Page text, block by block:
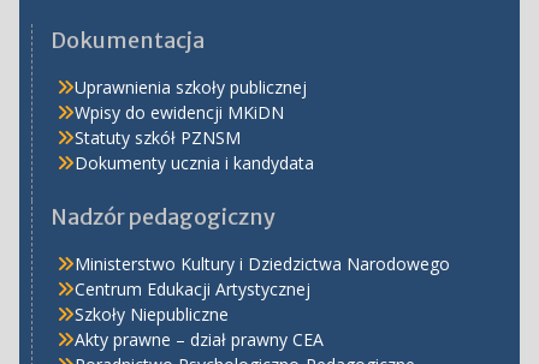
Dokumentacja
Uprawnienia szkoły publicznej
Wpisy do ewidencji MKiDN
Statuty szkół PZNSM
Dokumenty ucznia i kandydata
Nadzór pedagogiczny
Ministerstwo Kultury i Dziedzictwa Narodowego
Centrum Edukacji Artystycznej
Szkoły Niepubliczne
Akty prawne – dział prawny CEA